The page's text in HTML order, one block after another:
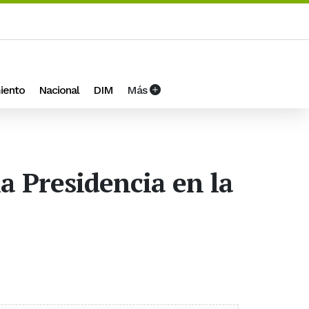
Nacional DIM Más
Presidencia en la